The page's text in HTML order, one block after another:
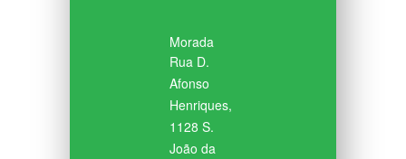
Morada
Rua D.
Afonso
Henriques,
1128 S.
João da